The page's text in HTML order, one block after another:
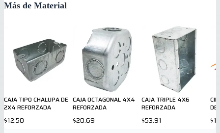
Más de Material
CAJA TIPO CHALUPA DE
2X4 REFORZADA
$12.50
CAJA OCTAGONAL 4X4
REFORZADA
$20.69
CAJA TRIPLE 4X6
REFORZADA
$53.91